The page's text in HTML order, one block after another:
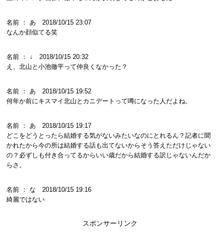
名前 ： あ 2018/10/15 23:07
なんか顔似てる笑
名前 ： ↓ 2018/10/15 20:32
え、北山と小池徹平って仲良くなかった？
名前 ： あ 2018/10/15 19:52
何年か前にキスマイ北山とカニデートって噂になった人だよね。
名前 ： あ 2018/10/15 19:17
どこをどうとったら結婚する気がないみたいなのにとれるん？記者に聞
かれたから今の所は結婚する話も出てないからそう答えただけじゃない
の？必ずしも付き合ってるからいい歳だから結婚する訳じゃないんだか
らさ。
名前 ： な 2018/10/15 19:16
綺麗ではない
スポンサーリンク